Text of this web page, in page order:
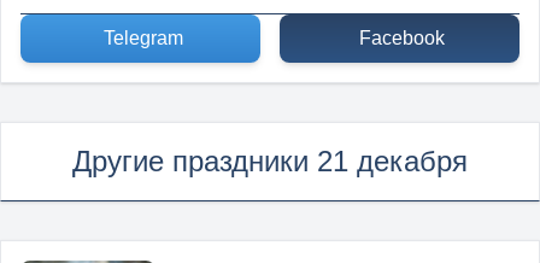
Telegram Facebook
Другие праздники 21 декабря